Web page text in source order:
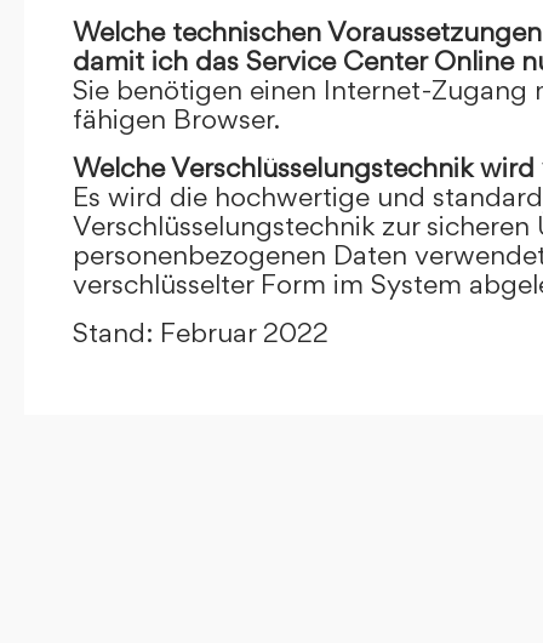
Welche technischen
damit ich das Service Center Online
Sie benötigen einen Internet-Zugang
fähigen Browser.
Welche Verschlüsselungstechnik
Es wird die hochwertige und
Verschlüsselungstechnik zur
personenbezogenen Daten
verschlüsselter Form im System
Stand: Februar 2022